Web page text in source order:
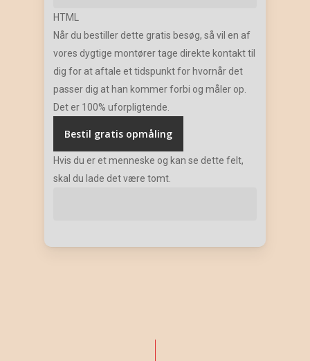
HTML
Når du bestiller dette gratis besøg, så vil en af
vores dygtige montører tage direkte kontakt til
dig for at aftale et tidspunkt for hvornår det
passer dig at han kommer forbi og måler op.
Det er 100% uforpligtende.
Hvis du er et menneske og kan se dette felt,
skal du lade det være tomt.